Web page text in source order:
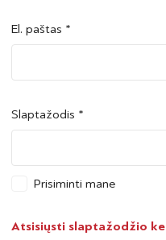
Šalis *
Asmens kodas *
Šalis *
Asmens kodas *
El. paštas *
Slaptažodis *
Prisiminti mane
Atsisiųsti slaptažodžio